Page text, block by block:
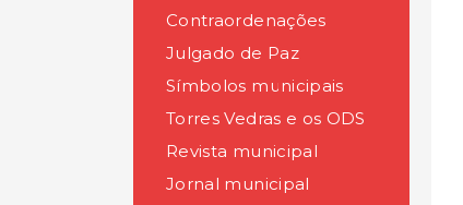
Contraordenações
Julgado de Paz
Símbolos municipais
Torres Vedras e os ODS
Revista municipal
Jornal municipal